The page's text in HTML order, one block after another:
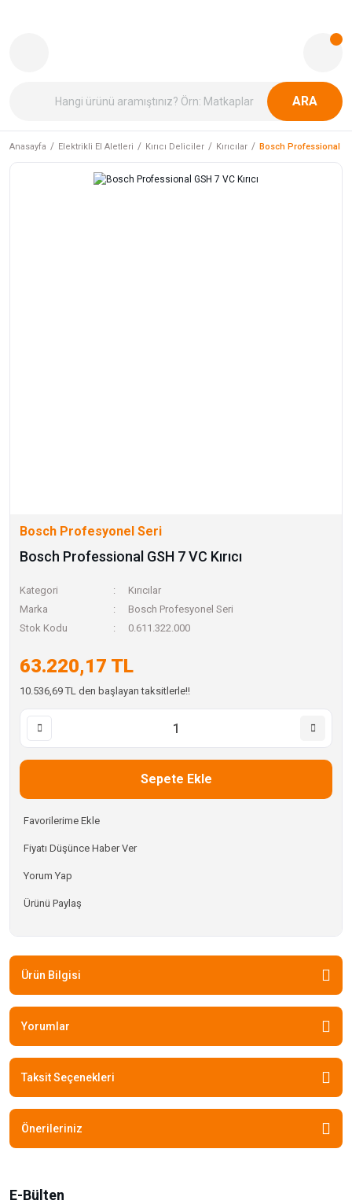
ARA
Anasayfa Elektrikli El Aletleri Kırıcı Deliciler Kırıcılar Bosch Professional
Bosch Profesyonel Seri
Bosch Professional GSH 7 VC Kırıcı
Kategori
Kırıcılar
Marka
Bosch Profesyonel Seri
Stok Kodu
0.611.322.000
63.220,17 TL
10.536,69 TL den başlayan taksitlerle!!
Sepete Ekle
Fiyatı Düşünce Haber Ver
Yorum Yap
Ürünü Paylaş
Ürün Bilgisi
Yorumlar
Taksit Seçenekleri
Önerileriniz
E-Bülten